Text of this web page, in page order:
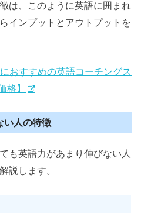
は、このように英語に囲まれ
インプットとアウトプットを
おすすめの英語コーチングス
格】
い人の特徴
も英語力があまり伸びない人
説します。